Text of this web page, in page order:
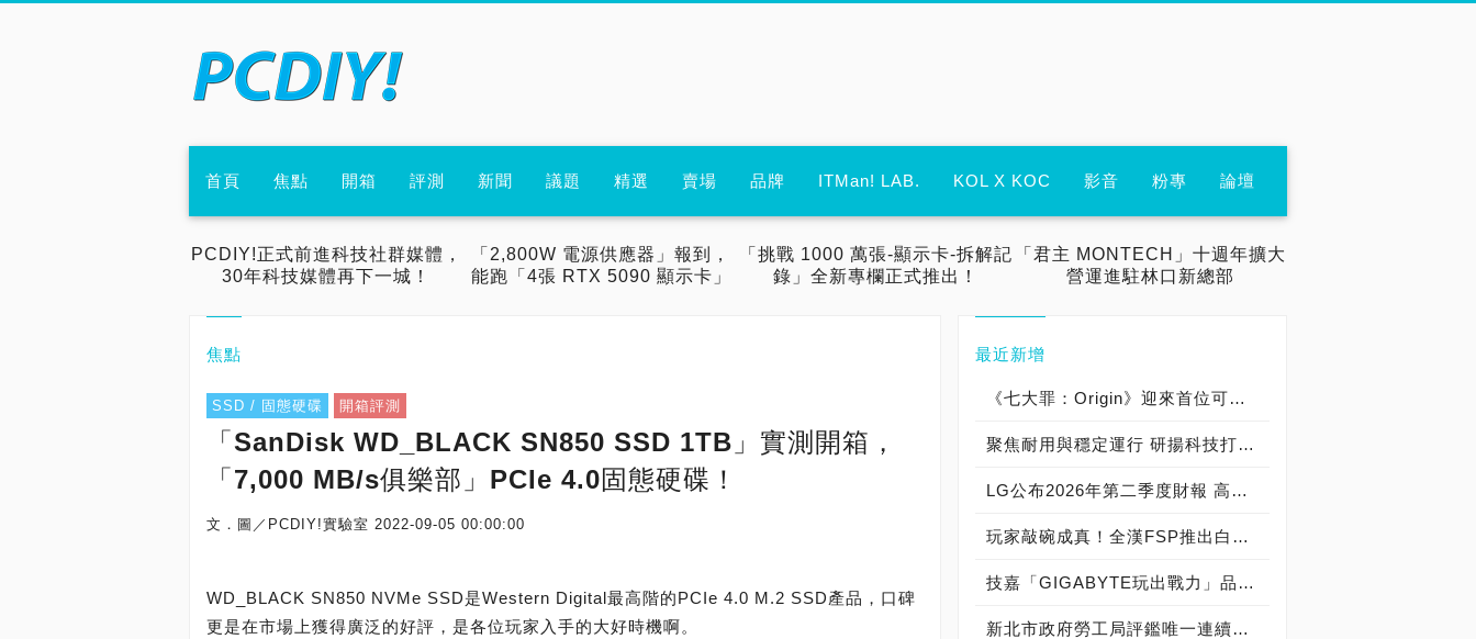
首頁 焦點 開箱 評測 新聞 議題 精選 賣場 品牌 ITMan! LAB. KOL X KOC 影音 粉專 論壇
PCDIY!正式前進科技社群媒體，
30年科技媒體再下一城！
「2,800W 電源供應器」報到，
能跑「4張 RTX 5090 顯示卡」
「挑戰 1000 萬張-顯示卡-拆解記
錄」全新專欄正式推出！
「君主 MONTECH」十週年擴大
營運進駐林口新總部
焦點
SSD / 固態硬碟 開箱評測
「SanDisk WD_BLACK SN850 SSD 1TB」實測開箱，
「7,000 MB/s俱樂部」PCIe 4.0固態硬碟！
文．圖／PCDIY!實驗室 2022-09-05 00:00:00
WD_BLACK SN850 NVMe SSD是Western Digital最高階的PCIe 4.0 M.2 SSD產品，口碑
更是在市場上獲得廣泛的好評，是各位玩家入手的大好時機啊。
最近新增
《七大罪：Origin》迎來首位可遊玩十誡角色「德里艾利」
聚焦耐用與穩定運行 研揚科技打造新一代 COM Express Type 6 模組
LG公布2026年第二季度財報 高附加價值產品銷售成長與成本競爭力提升，營業獲利年增 147%
玩家敲碗成真！全漢FSP推出白色 VITA PM MIT 1000W 靜音電源純白上市！ MIT 白金電源首度披上純白戰袍，支援 ATX 3.1、PCIe 5.1，10年保固！
技嘉「GIGABYTE玩出戰力」品牌活動8/3讓玩家「找到專屬配備」
新北市政府勞工局評鑑唯一連續三年獲獎企業！ 宏正三度榮膺新北市政府<友善移工企業>殊榮